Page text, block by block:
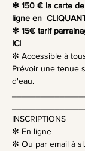
✼ 150 € la carte
ligne en
✼ 15€ tarif
ICI
✼ Accessible à
Prévoir une tenue
d'eau.
INSCRIPTIONS
✼ En ligne
✼ Ou par email à